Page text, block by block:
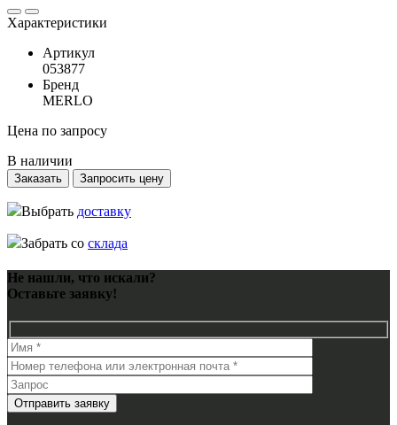
Характеристики
Артикул
053877
Бренд
MERLO
Цена по запросу
В наличии
Заказать Запросить цену
Выбрать доставку
Забрать со склада
Не нашли, что искали?
Оставьте заявку!